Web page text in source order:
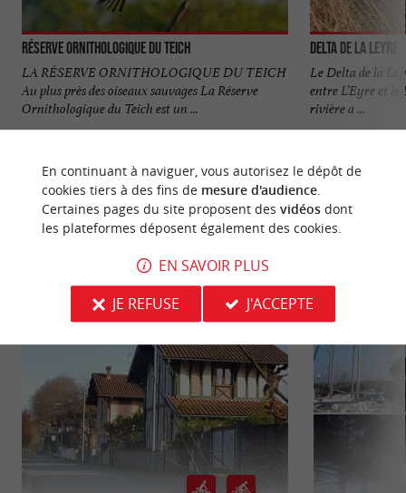
Réserve Orni­thologique du Teich
LA RÉSERVE ORNITHOLOGIQUE DU TEICH
Au plus près des oiseaux sauvages La Réserve
Ornithologique du Teich est un ...
Delta de la Leyre
Le Delta de la
entre L’Eyre et le
rivière a ...
VOUS AIMEREZAUSSI
En continuant à naviguer, vous autorisez le dépôt de
cookies tiers à des fins de mesure d'audience.
Certaines pages du site proposent des vidéosdont
les plateformes déposent également des cookies.
EN SAVOIR PLUS
JE REFUSE
J'ACCEPTE